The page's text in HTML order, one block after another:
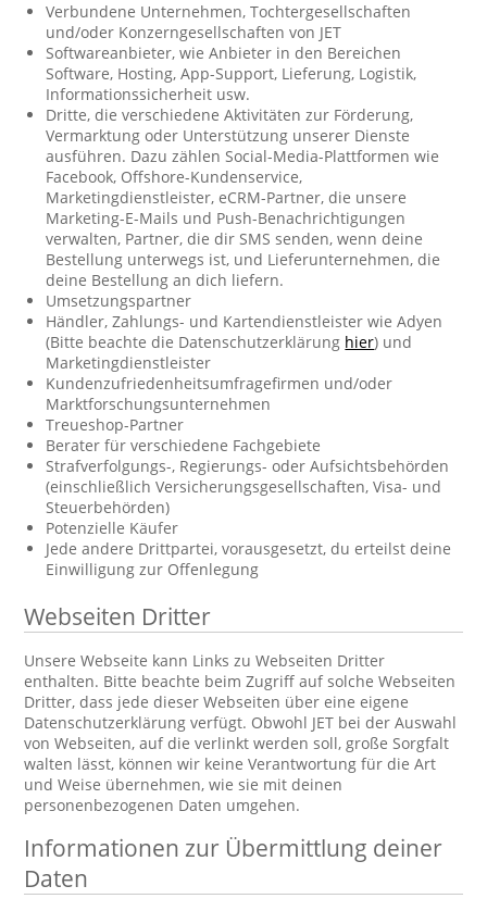
Verbundene Unternehmen, Tochtergesellschaften
und/oder Konzerngesellschaften von JET
Softwareanbieter, wie Anbieter in den Bereichen
Software, Hosting, App-Support, Lieferung, Logistik,
Informationssicherheit usw.
Dritte, die verschiedene Aktivitäten zur Förderung,
Vermarktung oder Unterstützung unserer Dienste
ausführen. Dazu zählen Social-Media-Plattformen wie
Facebook, Offshore-Kundenservice,
Marketingdienstleister, eCRM-Partner, die unsere
Marketing-E-Mails und Push-Benachrichtigungen
verwalten, Partner, die dir SMS senden, wenn deine
Bestellung unterwegs ist, und Lieferunternehmen, die
deine Bestellung an dich liefern.
Umsetzungspartner
Händler, Zahlungs- und Kartendienstleister wie Adyen
(Bitte beachte die Datenschutzerklärung hier) und
Marketingdienstleister
Kundenzufriedenheitsumfragefirmen und/oder
Marktforschungsunternehmen
Treueshop-Partner
Berater für verschiedene Fachgebiete
Strafverfolgungs-, Regierungs- oder Aufsichtsbehörden
(einschließlich Versicherungsgesellschaften, Visa- und
Steuerbehörden)
Potenzielle Käufer
Jede andere Drittpartei, vorausgesetzt, du erteilst deine
Einwilligung zur Offenlegung
Webseiten Dritter
Unsere Webseite kann Links zu Webseiten Dritter
enthalten. Bitte beachte beim Zugriff auf solche Webseiten
Dritter, dass jede dieser Webseiten über eine eigene
Datenschutzerklärung verfügt. Obwohl JET bei der Auswahl
von Webseiten, auf die verlinkt werden soll, große Sorgfalt
walten lässt, können wir keine Verantwortung für die Art
und Weise übernehmen, wie sie mit deinen
personenbezogenen Daten umgehen.
Informationen zur Übermittlung deiner
Daten